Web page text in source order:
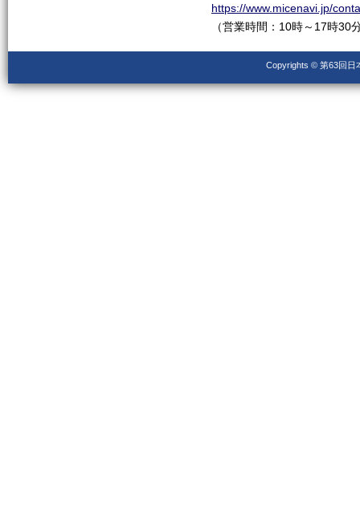
https://www.micenavi.jp/
（営業時間：10時～17時30
Copyrights © 第63回日